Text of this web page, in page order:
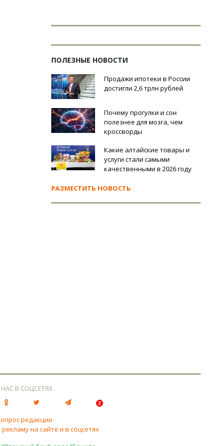
ПОЛЕЗНЫЕ НОВОСТИ
Продажи ипотеки в России
достигли 2,6 трлн рублей
Почему прогулки и сон
полезнее для мозга, чем
кроссворды
Какие алтайские товары и
услуги стали самыми
качественными в 2026 году
РАЗМЕСТИТЬ НОВОСТЬ
В СОЦСЕТЯХ
редакции
на сайте и в соцсетях